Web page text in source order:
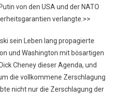
von den USA und der NATO
verlangte.>>
sein Leben lang propagierte
und Washington mit bösartigen
Cheney dieser Agenda, und
die vollkommene Zerschlagung
nicht nur die Zerschlagung der